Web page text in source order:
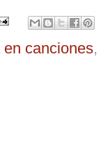
canciones,